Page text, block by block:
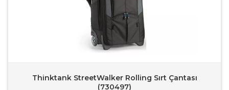
Thinktank StreetWalker Rolling Sırt Çantası
(730497)